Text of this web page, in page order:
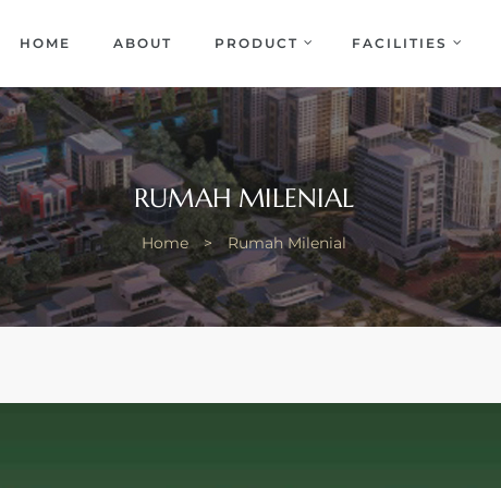
HOME ABOUT PRODUCT FACILITIES
RUMAH MILENIAL
Home > Rumah Milenial